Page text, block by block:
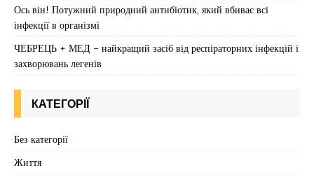
Ось він! Потужний природний антибіотик, який вбиває всі
інфекції в організмі
ЧЕБРЕЦЬ + МЕД – найкращий засіб від респіраторних інфекцій і
захворювань легенів
КАТЕГОРІЇ
Без категорії
Життя